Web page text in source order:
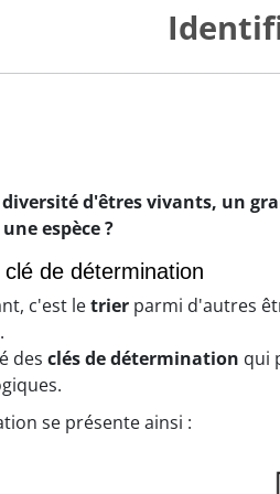
d'êtres vivants, un
espèce ?
de détermination
c'est letrier parmi d'autres
des clés de détermination qui
se présente ainsi :